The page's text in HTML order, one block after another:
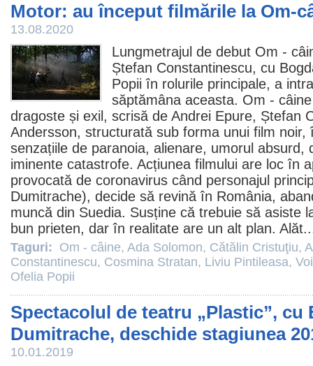
Motor: au început filmările la Om-
13.08.2020
Lungmetrajul de debut Om -
Ștefan Constantinescu, cu
Popii în rolurile principale, a
săptămâna aceasta. Om -
dragoste și exil, scrisă de Andrei Epure, Ștefan
Andersson, structurată sub forma unui film noir,
senzațiile de paranoia, alienare, umorul absurd,
iminente catastrofe. Acțiunea filmului are loc în
provocată de coronavirus când personajul
Dumitrache), decide să revină în România,
muncă din Suedia. Susține că trebuie să asiste
bun prieten, dar în realitate are un alt plan.
Taguri: Om - câine, Ada Solomon, Cătălin Cristuţiu,
Constantinescu, Cosmina Stratan, Liviu Pintileasa,
Ofelia Popii
Spectacolul de teatru „Plastic”, cu
Dumitrache, deschide stagiunea
10.01.2019